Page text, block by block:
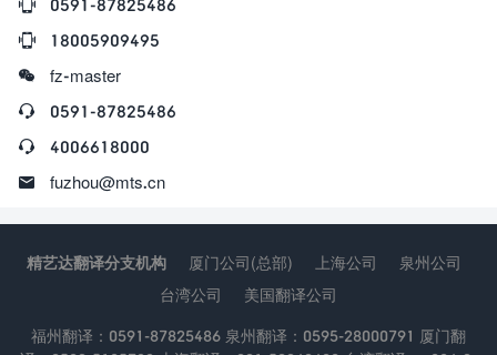

0591-87825486

18005909495

fz-master

0591-87825486

4006618000

fuzhou@mts.cn
精艺达翻译分支机构 厦门公司(总部) 上海公司
泉州公司
台湾公司
美国翻译公司
福州翻译：0591-87825486 泉州翻译：0595-28000791 厦门翻